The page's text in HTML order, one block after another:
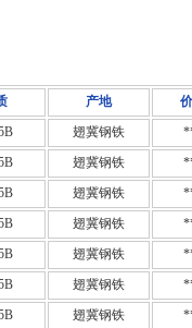
产地
翅冀钢铁
翅冀钢铁
翅冀钢铁
翅冀钢铁
翅冀钢铁
翅冀钢铁
翅冀钢铁